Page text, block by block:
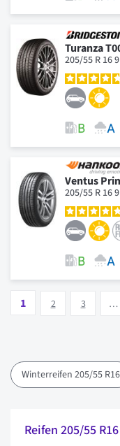
Turanza
205/55 R 16
Ventus
205/55 R 16
Vous lisez
1 2 3 …
Winterreifen 205/55 R16
Reifen 205/55 R16